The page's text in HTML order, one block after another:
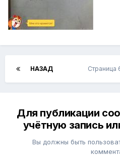
НАЗАД Страница
Для публикации
учётную запись
Вы должны быть